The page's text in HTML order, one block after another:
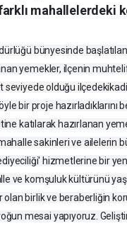
mahallelerdeki
bünyesinde
yemekler, ilçenin
seviyede olduğu
bir proje
katılarak hazırlanan
sakinleri ve ailelerin
hizmetlerine bir
ve komşuluk kültürünü
birlik ve beraberliğin
mesai yapıyoruz.